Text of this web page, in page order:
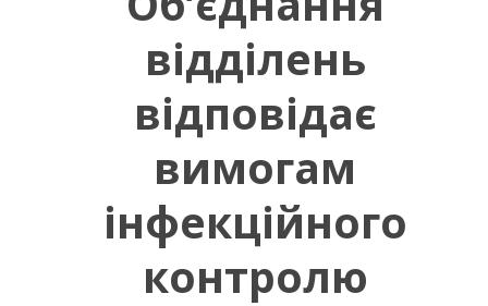
відділень
відповідає
вимогам
інфекційного
контролю